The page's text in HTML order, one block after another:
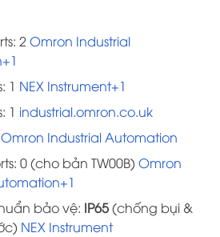
2Omron Industrial
1 NEX Instrument+1
1 industrial.omron.co.uk
Omron Industrial Automation
0 (cho bản TW00B)Omron
bảo vệ: IP65(chống bụi &
NEX Instrument